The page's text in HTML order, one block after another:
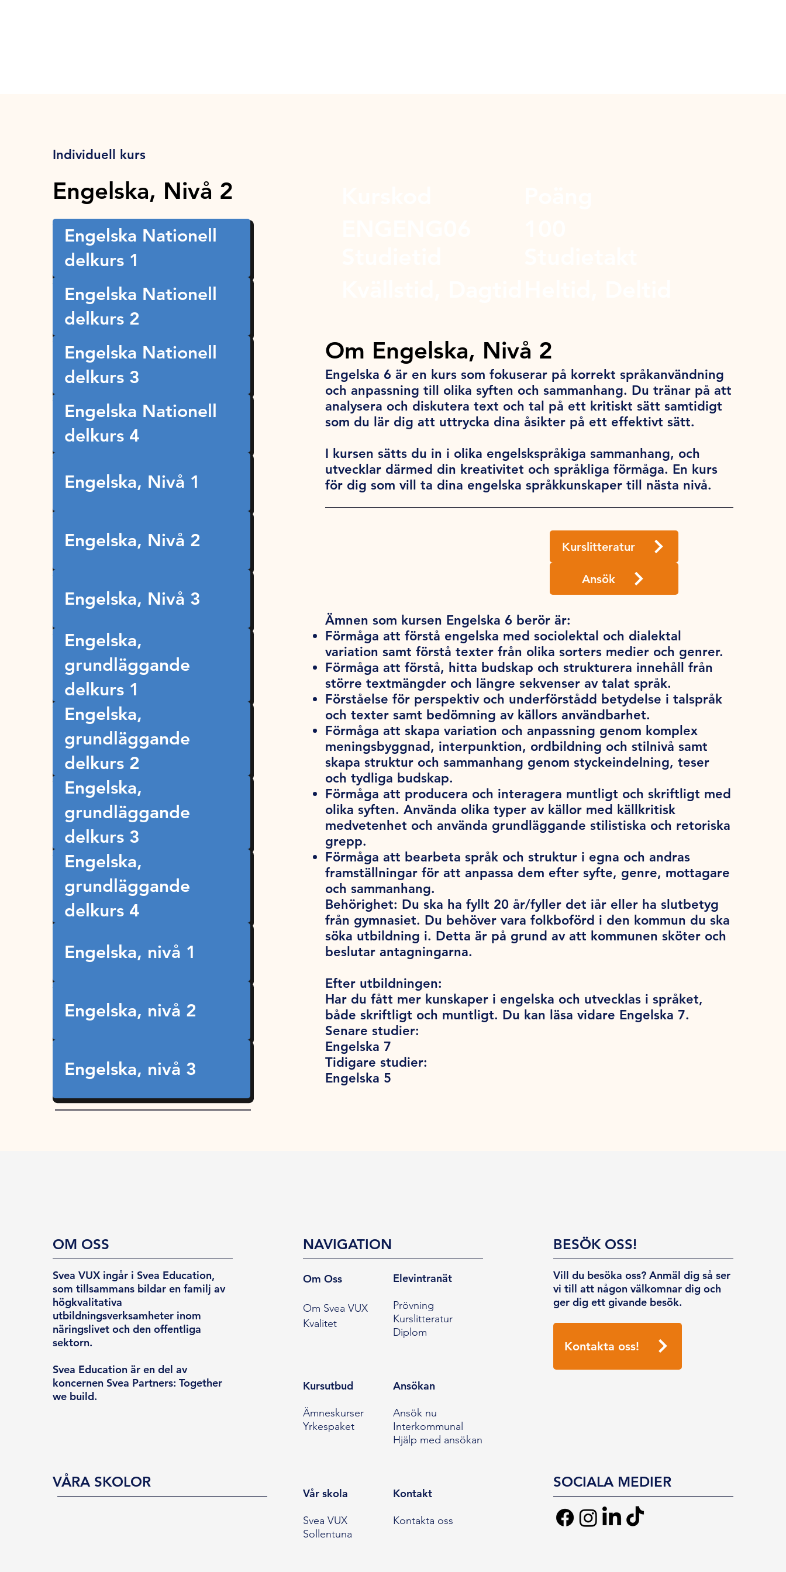
Individuell kurs
Engelska, Nivå 2
Engelska Nationell
delkurs 1
Engelska Nationell
delkurs 2
Engelska Nationell
delkurs 3
Engelska Nationell
delkurs 4
Engelska, Nivå 1
Engelska, Nivå 2
Engelska, Nivå 3
Engelska,
grundläggande
delkurs 1
Engelska,
grundläggande
delkurs 2
Engelska,
grundläggande
delkurs 3
Engelska,
grundläggande
delkurs 4
Engelska, nivå 1
Engelska, nivå 2
Engelska, nivå 3
Om Engelska, Nivå 2
Engelska 6 är en kurs som fokuserar på korrekt språkanvändning
och anpassning till olika syften och sammanhang. Du tränar på att
analysera och diskutera text och tal på ett kritiskt sätt samtidigt
som du lär dig att uttrycka dina åsikter på ett effektivt sätt.
I kursen sätts du in i olika engelskspråkiga sammanhang, och
utvecklar därmed din kreativitet och språkliga förmåga. En kurs
för dig som vill ta dina engelska språkkunskaper till nästa nivå.
Kurslitteratur
Ansök
Ämnen som kursen Engelska 6 berör är:
Förmåga att förstå engelska med sociolektal och dialektal
variation samt förstå texter från olika sorters medier och genrer.
Förmåga att förstå, hitta budskap och strukturera innehåll från
större textmängder och längre sekvenser av talat språk.
Förståelse för perspektiv och underförstådd betydelse i talspråk
och texter samt bedömning av källors användbarhet.
Förmåga att skapa variation och anpassning genom komplex
meningsbyggnad, interpunktion, ordbildning och stilnivå samt
skapa struktur och sammanhang genom styckeindelning, teser
och tydliga budskap.
Förmåga att producera och interagera muntligt och skriftligt med
olika syften. Använda olika typer av källor med källkritisk
medvetenhet och använda grundläggande stilistiska och retoriska
grepp.
Förmåga att bearbeta språk och struktur i egna och andras
framställningar för att anpassa dem efter syfte, genre, mottagare
och sammanhang.
Behörighet: Du ska ha fyllt 20 år/fyller det iår eller ha slutbetyg
från gymnasiet. Du behöver vara folkboförd i den kommun du ska
söka utbildning i. Detta är på grund av att kommunen sköter och
beslutar antagningarna.
Efter utbildningen:
Har du fått mer kunskaper i engelska och utvecklas i språket,
både skriftligt och muntligt. Du kan läsa vidare Engelska 7.
Senare studier:
Engelska 7
Tidigare studier:
Engelska 5
OM OSS
Svea VUX ingår i Svea Education,
som tillsammans bildar en familj av
högkvalitativa
utbildningsverksamheter inom
näringslivet och den offentliga
sektorn.
Svea Education är en del av
koncernen Svea Partners: Together
we build.
VÅRA SKOLOR
NAVIGATION
Om Oss
Om Svea VUX
Kvalitet
Elevintranät
Prövning
Kurslitteratur
Diplom
Kursutbud
Ämneskurser
Yrkespaket
Ansökan
Ansök nu
Interkommunal
Hjälp med ansökan
Vår skola
Svea VUX
Sollentuna
Kontakt
Kontakta oss
BESÖK OSS!
Vill du besöka oss? Anmäl dig så ser
vi till att någon välkomnar dig och
ger dig ett givande besök.
Kontakta oss!
SOCIALA MEDIER